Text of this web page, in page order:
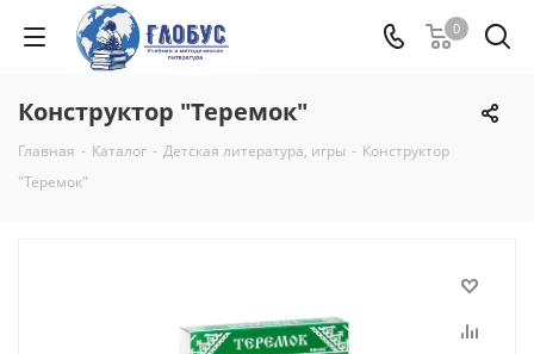
0
Конструктор "Теремок"
Главная - Каталог - Детская литература, игры - Конструктор
"Теремок"